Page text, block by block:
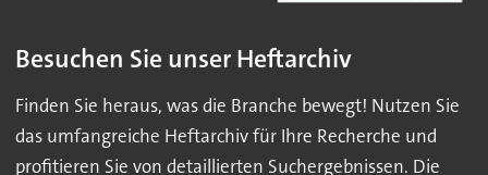
Besuchen Sie unser Heftarchiv
Finden Sie heraus, was die Branche bewegt! Nutzen Sie
das umfangreiche Heftarchiv für Ihre Recherche und
profitieren Sie von detaillierten Suchergebnissen. Die